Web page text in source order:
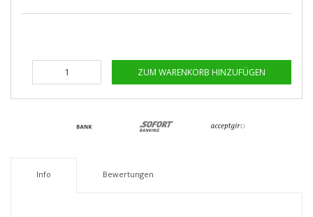
ZUM WARENKORB HINZUFÜGEN
Info Bewertungen